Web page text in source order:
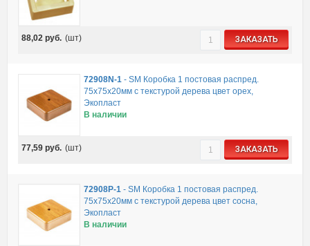
88,02 руб. (шт) ЗАКАЗАТЬ
72908N-1- SM Коробка 1 постовая распред.
75х75х20мм c текстурой дерева цвет орех,
Экопласт
В наличии
77,59 руб. (шт) ЗАКАЗАТЬ
72908P-1- SM Коробка 1 постовая распред.
75х75х20мм c текстурой дерева цвет сосна,
Экопласт
В наличии